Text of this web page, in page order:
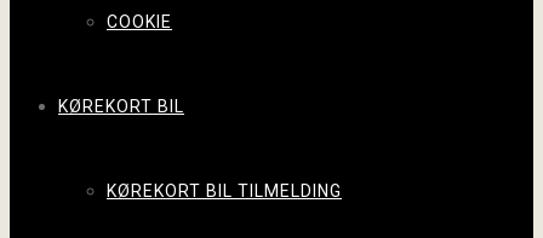
COOKIE
KØREKORT BIL
KØREKORT BIL TILMELDING